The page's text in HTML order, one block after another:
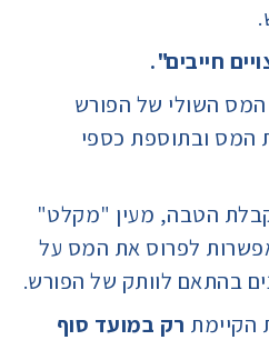
חייבים".
השולי של הפורש
המס ובתוספת כספי
הטבה, מעין "מקלט"
לפרוס את המס על
בהתאם לוותק של הפורש.
הקיימת רק במועד סוף